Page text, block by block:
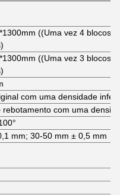
((Uma vez 4 blocos
((Uma vez 3 blocos
com uma densidade
rebotamento com uma
mm; 30-50 mm ± 0,5 mm